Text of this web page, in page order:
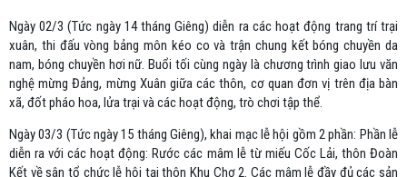
Ngày 02/3 (Tức ngày 14 tháng Giêng) diễn ra các hoạt động trang trí trại
xuân, thi đấu vòng bảng môn kéo co và trận chung kết bóng chuyền da
nam, bóng chuyền hơi nữ. Buổi tối cùng ngày là chương trình giao lưu văn
nghệ mừng Đảng, mừng Xuân giữa các thôn, cơ quan đơn vị trên địa bàn
xã, đốt pháo hoa, lửa trại và các hoạt động, trò chơi tập thể.
Ngày 03/3 (Tức ngày 15 tháng Giêng), khai mạc lễ hội gồm 2 phần: Phần lễ
diễn ra với các hoạt động: Rước các mâm lễ từ miếu Cốc Lải, thôn Đoàn
Kết về sân tổ chức lễ hội tại thôn Khu Chợ 2. Các mâm lễ đầy đủ các sản